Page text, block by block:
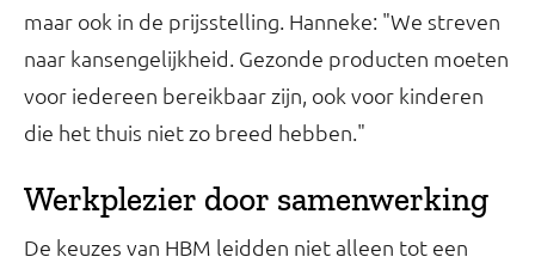
maar ook in de prijsstelling. Hanneke: "We streven
naar kansengelijkheid. Gezonde producten moeten
voor iedereen bereikbaar zijn, ook voor kinderen
die het thuis niet zo breed hebben."
Werkplezier door samenwerking
De keuzes van HBM leidden niet alleen tot een